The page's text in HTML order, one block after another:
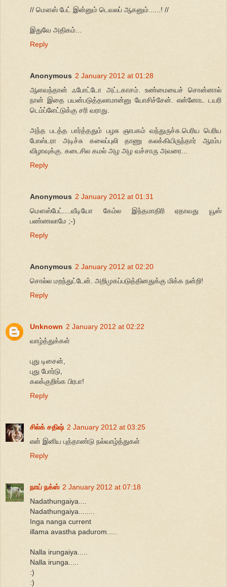
// மௌஸ் பேட் இன்னும் டெவலப் ஆகனும்......! //
இதுவே அதிகம்...
Reply
Anonymous 2 January 2012 at 01:28
ஆளவந்தான் ஃபோட்டோ அட்டகாசம். உண்மையைச் சொன்னால்
நான் இதை பயன்படுத்தலாமான்னு யோசிச்சேன். என்னோட டயரி
டெம்ப்ளேட்டுக்கு சரி வராது.
அந்த படத்த பார்த்ததும் பழசு ஞாபகம் வந்துருச்சு.பெரிய பெரிய
போஸ்டரா அடிச்சு கலைப்புலி தாணு கலக்கியிருந்தார் ஆரம்ப
விழாவுக்கு. கடைசில கமல் அழ அழ வச்சாரு அவரை...
Reply
Anonymous 2 January 2012 at 01:31
மௌஸ்பேட்....வீடியோ கேம்ல இந்தமாதிரி ஏதாவது யூஸ்
பண்ணலாமே ;-)
Reply
Anonymous 2 January 2012 at 02:20
சொல்ல மறந்துட்டேன். அறிமுகப்படுத்தினதுக்கு மிக்க நன்றி!
Reply
Unknown 2 January 2012 at 02:22
வாழ்த்துக்கள்
புது டிசைன்,
புது போர்டு,
கலக்குறிங்க பிரபா!
Reply
சில்க் சதிஷ் 2 January 2012 at 03:25
என் இனிய புத்தாண்டு நல்வாழ்த்துகள்
Reply
நாய் நக்ஸ் 2 January 2012 at 07:18
Nadathungaiya....
Nadathungaiya........
Inga nanga current
illama avastha padurom.....
Nalla irungaiya.....
Nalla irunga.....
:)
:)